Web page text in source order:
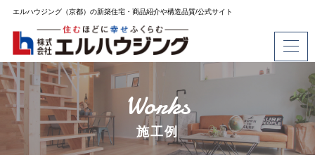
エルハウジング（京都）の新築住宅・商品紹介や構造品質/公式サイト
Works
施工例